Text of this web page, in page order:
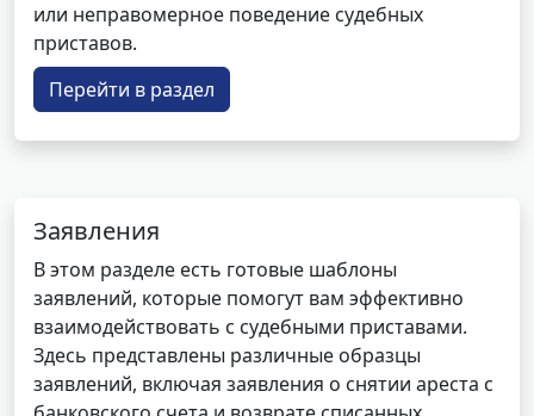
или неправомерное поведение судебных
приставов.
Перейти в раздел
Заявления
В этом разделе есть готовые шаблоны
заявлений, которые помогут вам эффективно
взаимодействовать с судебными приставами.
Здесь представлены различные образцы
заявлений, включая заявления о снятии ареста с